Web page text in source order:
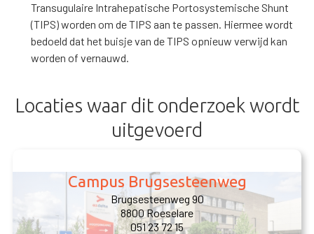
Transugulaire Intrahepatische Portosystemische Shunt
(TIPS) worden om de TIPS aan te passen. Hiermee wordt
bedoeld dat het buisje van de TIPS opnieuw verwijd kan
worden of vernauwd.
Locaties waar dit onderzoek wordt
uitgevoerd
Campus Brugsesteenweg
Brugsesteenweg 90
8800 Roeselare
051 23 72 15